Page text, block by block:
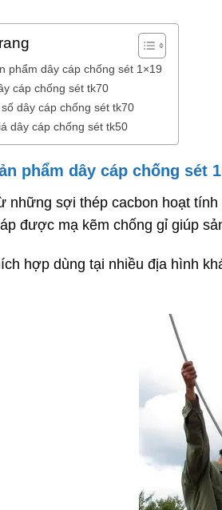
phẩm dây cáp chống sét 1×19
cáp chống sét tk70
dây cáp chống sét tk70
dây cáp chống sét tk50
phẩm dây cáp chống sét
những sợi thép cacbon hoạt
được mạ kẽm chống gỉ giúp
hợp dùng tại nhiều địa hình